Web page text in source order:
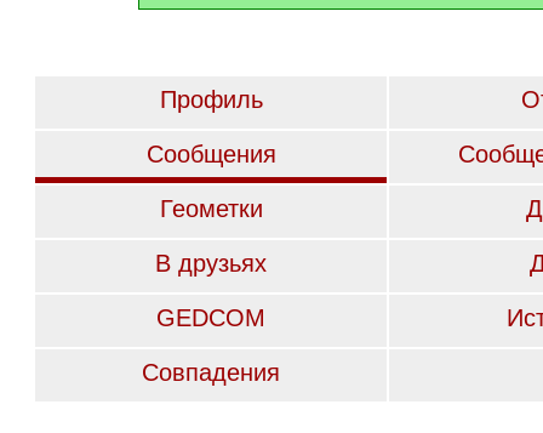
Профиль
Сообщения
Геометки
В друзьях
GEDCOM
Совпадения